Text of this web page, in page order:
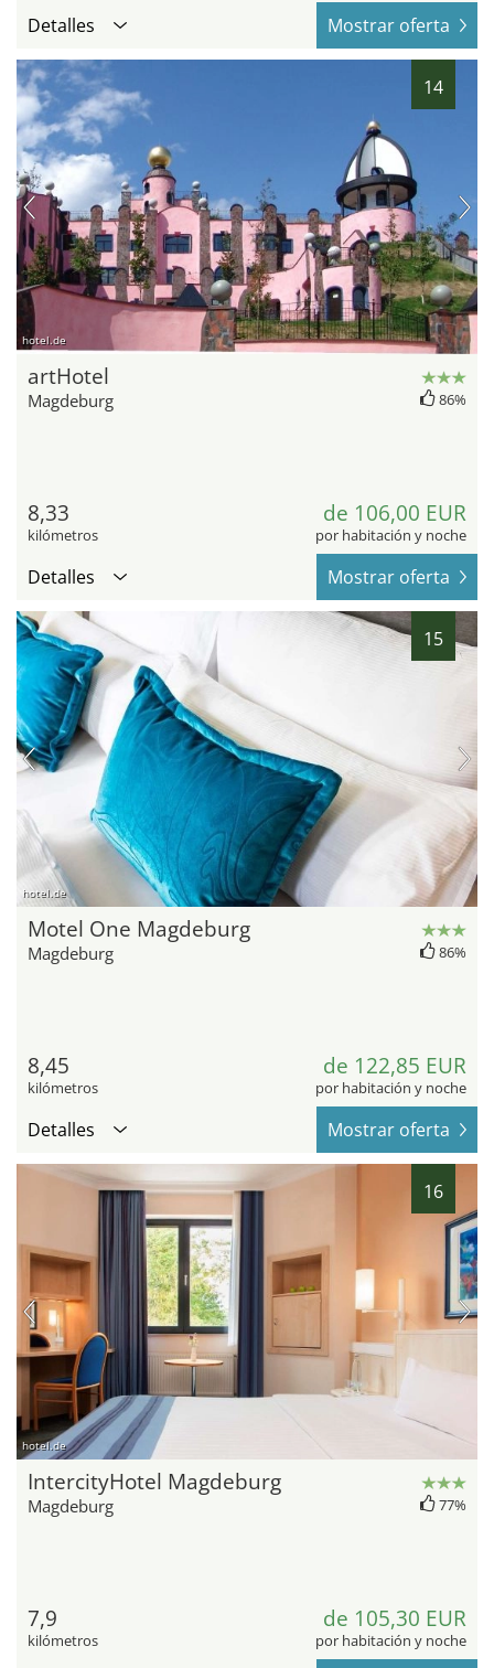
Detalles Mostrar oferta
14
hotel.de
artHotel
Magdeburg 86%
8,33
kilómetros
de 106,00 EUR
por habitación y noche
Detalles Mostrar oferta
15
hotel.de
Motel One Magdeburg
Magdeburg 86%
8,45
kilómetros
de 122,85 EUR
por habitación y noche
Detalles Mostrar oferta
16
hotel.de
IntercityHotel Magdeburg
Magdeburg 77%
7,9
kilómetros
de 105,30 EUR
por habitación y noche